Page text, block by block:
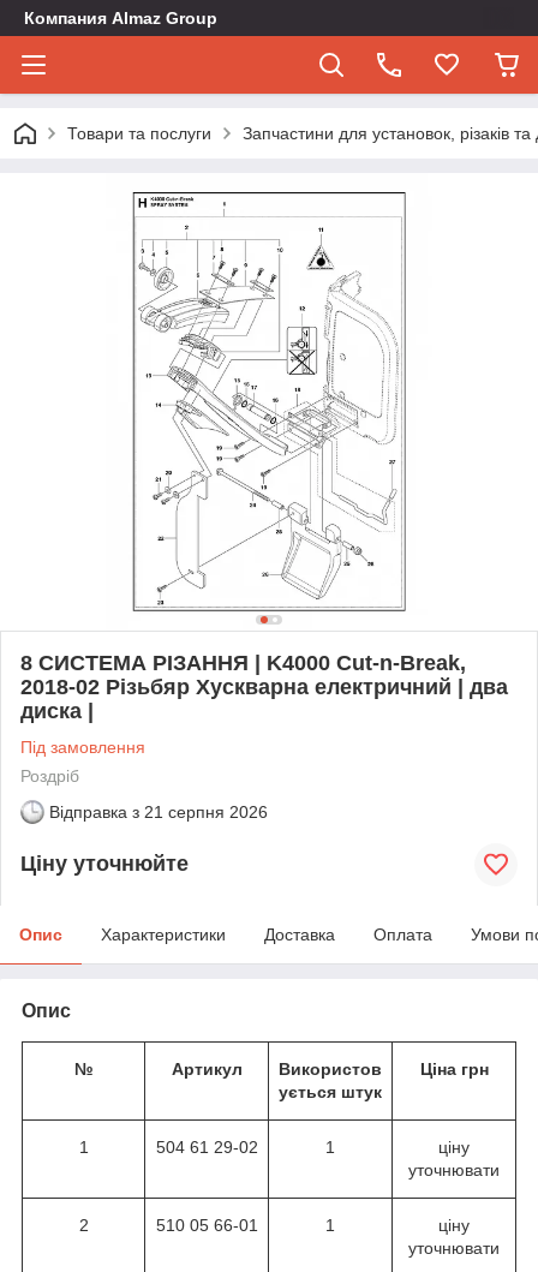
Компания Almaz Group
Товари та послуги Запчастини для установок, різаків
8 СИСТЕМА РІЗАННЯ | K4000 Cut-n-Break,
2018-02 Різьбяр Хускварна електричний | два
диска |
Під замовлення
Роздріб
Відправка з 21 серпня 2026
Ціну уточнюйте
Опис Характеристики Доставка Оплата Умови
Опис
№ Артикул
Використов
ується штук
Ціна грн
1 504 61 29-02 1
ціну
уточнювати
2 510 05 66-01 1
ціну
уточнювати